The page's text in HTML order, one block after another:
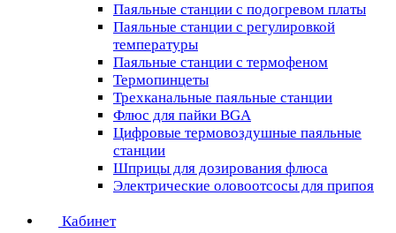
Паяльные станции с подогревом платы
Паяльные станции с регулировкой
температуры
Паяльные станции с термофеном
Термопинцеты
Трехканальные паяльные станции
Флюс для пайки BGA
Цифровые термовоздушные паяльные
станции
Шприцы для дозирования флюса
Электрические оловоотсосы для припоя
Кабинет